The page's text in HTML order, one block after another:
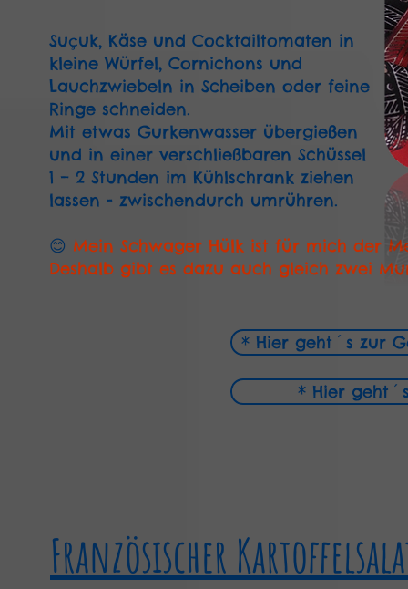
Suçuk, Käse und Cocktailtomaten in
kleine Würfel, Cornichons und
Lauchzwiebeln in Scheiben oder feine
Ringe schneiden.
Mit etwas Gurkenwasser übergießen
und in einer verschließbaren Schüssel
1 – 2 Stunden im Kühlschrank ziehen
lassen - zwischendurch umrühren.
😊 Mein Schwager Hülk ist für mich der
Deshalb gibt es dazu auch gleich zwei
* Hier geht´s zur
* Hier
Französischer